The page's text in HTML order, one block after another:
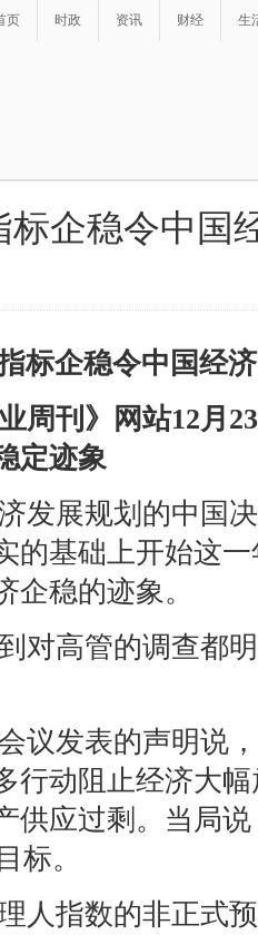
页 时政 资讯 财经 生
标企稳令中国
标企稳令中国经
周刊》网站12月
定迹象
发展规划的中国
的基础上开始这
企稳的迹象。
对高管的调查都
议发表的声明说
行动阻止经济大
供应过剩。当局
标。
人指数的非正式